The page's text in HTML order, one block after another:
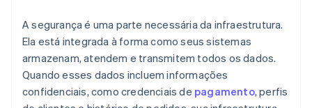
A segurança é uma parte necessária da infraestrutura.
Ela está integrada à forma como seus sistemas
armazenam, atendem e transmitem todos os dados.
Quando esses dados incluem informações
confidenciais, como credenciais de pagamento, perfis